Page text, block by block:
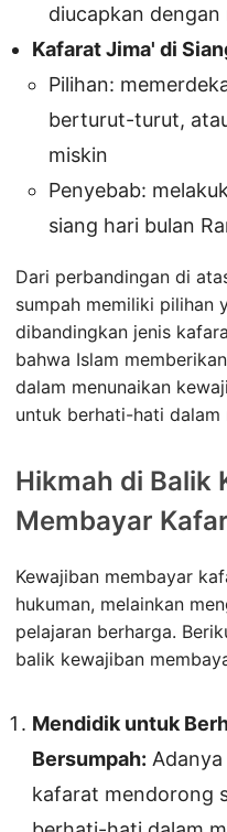
diucapkan dengan
Kafarat Jima' di
Pilihan:
berturut-turut,
miskin
Penyebab:
siang hari bulan
Dari perbandingan di
sumpah memiliki pilihan
dibandingkan jenis
bahwa Islam
dalam menunaikan
untuk berhati-hati dalam
Hikmah di Balik
Membayar
Kewajiban membayar
hukuman, melainkan
pelajaran berharga.
balik kewajiban
Mendidik untuk
Bersumpah:
kafarat mendorong